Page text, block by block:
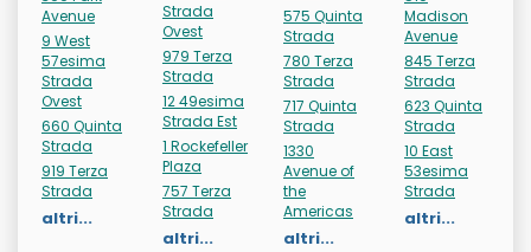
Avenue
9 West
57esima
Strada
Ovest
660 Quinta
Strada
919 Terza
Strada
altri...
Strada
Ovest
979 Terza
Strada
12 49esima
Strada Est
1 Rockefeller
Plaza
757 Terza
Strada
altri...
575 Quinta
Strada
780 Terza
Strada
717 Quinta
Strada
1330
Avenue of
the
Americas
altri...
Madison
Avenue
845 Terza
Strada
623 Quinta
Strada
10 East
53esima
Strada
altri...